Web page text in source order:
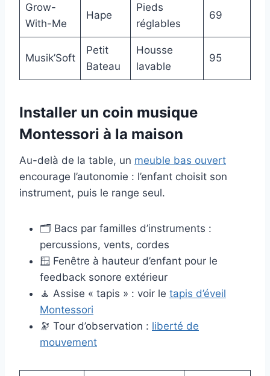
Grow-
With-Me
Hape
Pieds
réglables
69
Musik’Soft
Petit
Bateau
Housse
lavable
95
Installer un coin musique
Montessori à la maison
Au-delà de la table, un meuble bas ouvert
encourage l’autonomie : l’enfant choisit son
instrument, puis le range seul.
🗂️ Bacs par familles d’instruments :
percussions, vents, cordes
🪟 Fenêtre à hauteur d’enfant pour le
feedback sonore extérieur
🧘 Assise « tapis » : voir le tapis d’éveil
Montessori
🔭 Tour d’observation : liberté de
mouvement